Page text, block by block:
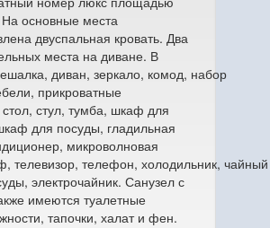
основные места
двуспальная кровать. Два
места на диване. В
диван, зеркало, комод, набор
прикроватные
стол, стул, тумба, шкаф для
для посуды, гладильная
микроволновая
телевизор, телефон, холодильник, чайный
электрочайник. Санузел с
имеются туалетные
тапочки, халат и фен.